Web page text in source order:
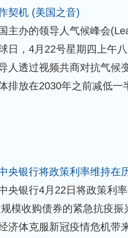
契机 (美国之音)
主办的领导人气候峰会
日，4月22号星期四上午
人透过视频共商对抗气候
排放在2030年之前减低一
央银行将政策利率维持在
央银行4月22日将政策利
模收购债券的紧急抗疫
济体克服新冠疫情危机带